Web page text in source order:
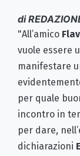
di
"All’amico
vuole essere
manifestare
per quale
incontro in
per dare,
dichiarazioni